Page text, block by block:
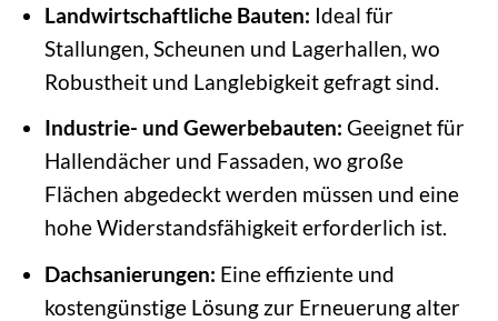
Landwirtschaftliche Bauten: Ideal für
Stallungen, Scheunen und Lagerhallen, wo
Robustheit und Langlebigkeit gefragt sind.
Industrie- und Gewerbebauten: Geeignet für
Hallendächer und Fassaden, wo große
Flächen abgedeckt werden müssen und eine
hohe Widerstandsfähigkeit erforderlich ist.
Dachsanierungen: Eine effiziente und
kostengünstige Lösung zur Erneuerung alter